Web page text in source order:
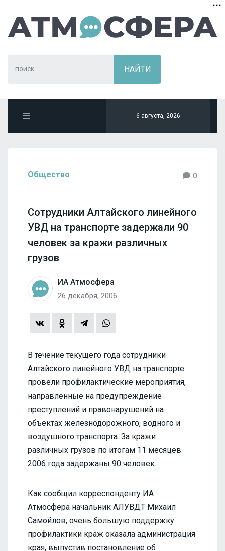
6 августа, 2026
Общество 0
Сотрудники Алтайского линейного
УВД на транспорте задержали 90
человек за кражи различных
грузов
ИА Атмосфера
26 декабря, 2006
В течение текущего года сотрудники
Алтайского линейного УВД на транспорте
провели профилактические мероприятия,
направленные на предупреждение
преступлений и правонарушений на
объектах железнодорожного, водного и
воздушного транспорта. За кражи
различных грузов по итогам 11 месяцев
2006 года задержаны 90 человек.
Как сообщил корреспонденту ИА
Атмосфера начальник АЛУВДТ Михаил
Самойлов, очень большую поддержку
профилактики краж оказала администрация
края, выпустив постановление об